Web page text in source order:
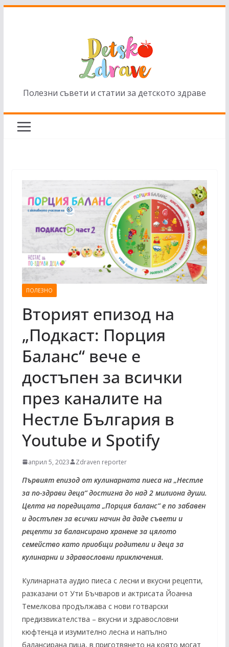
Полезни съвети и статии за детското здраве
ПОЛЕЗНО
Вторият епизод на
„Подкаст: Порция
Баланс“ вече е
достъпен за всички
през каналите на
Нестле България в
Youtube и Spotify
април 5, 2023 Zdraven reporter
Първият епизод от кулинарната пиеса на „Нестле
за по-здрави деца“ достигна до над 2 милиона души.
Целта на поредицата „Порция баланс“ е по забавен
и достъпен за всички начин да даде съвети и
рецепти за балансирано хранене за цялото
семейство като приобщи родители и деца за
кулинарни и здравословни приключения.
Кулинарната аудио пиеса с лесни и вкусни рецепти,
разказани от Ути Бъчваров и актрисата Йоанна
Темелкова продължава с нови готварски
предизвикателства – вкусни и здравословни
кюфтенца и изумително лесна и напълно
балансирана пица, в приготвянето на която могат